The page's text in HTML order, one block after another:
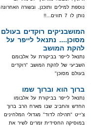
נוספת למילים ותוכנן. ובשורה האחרונה
נותן לו 7 תווים...!!
המושבניקים רוקדים בעולם
מסוכן.... נתנאל לייפר על
להקת המושב
נתנאל לייפר בביקורת על אלבומם
השביעי של להקת המושב "רוקדים
בעולם מסוכן"
ברוך הוא וברוך שמו
נתנאל לייפר בביקורת על אלבומו
החדש והחביב שבו מארח הרב ברוך
צ'ייט "תהילה לדוד" מגדולי המלחינים
במוסיקה החסידית זמרים לשיר את